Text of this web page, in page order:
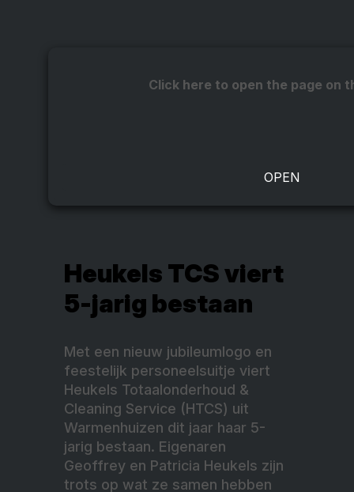
Click here to open the page on
Heukels TCS viert
5-jarig bestaan
Met een nieuw jubileumlogo en
feestelijk personeelsuitje viert
Heukels Totaalonderhoud &
Cleaning Service (HTCS) uit
Warmenhuizen dit jaar haar 5-
jarig bestaan. Eigenaren
Geoffrey en Patricia Heukels zijn
trots op wat ze samen hebben